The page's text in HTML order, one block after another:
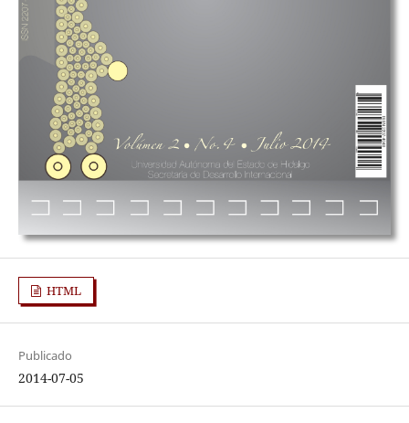
HTML
Publicado
2014-07-05